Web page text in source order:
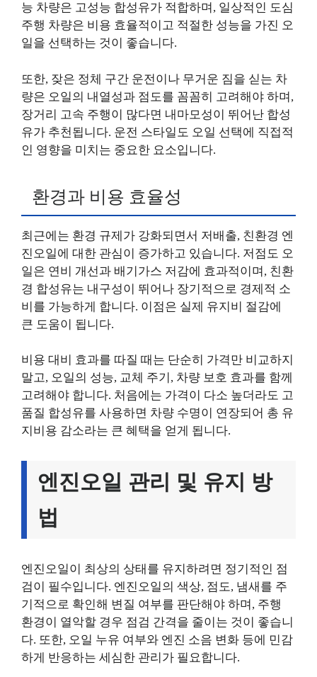
능 차량은 고성능 합성유가 적합하며, 일상적인 도심
주행 차량은 비용 효율적이고 적절한 성능을 가진 오
일을 선택하는 것이 좋습니다.
또한, 잦은 정체 구간 운전이나 무거운 짐을 싣는 차
량은 오일의 내열성과 점도를 꼼꼼히 고려해야 하며,
장거리 고속 주행이 많다면 내마모성이 뛰어난 합성
유가 추천됩니다. 운전 스타일도 오일 선택에 직접적
인 영향을 미치는 중요한 요소입니다.
환경과 비용 효율성
최근에는 환경 규제가 강화되면서 저배출, 친환경 엔
진오일에 대한 관심이 증가하고 있습니다. 저점도 오
일은 연비 개선과 배기가스 저감에 효과적이며, 친환
경 합성유는 내구성이 뛰어나 장기적으로 경제적 소
비를 가능하게 합니다. 이점은 실제 유지비 절감에
큰 도움이 됩니다.
비용 대비 효과를 따질 때는 단순히 가격만 비교하지
말고, 오일의 성능, 교체 주기, 차량 보호 효과를 함께
고려해야 합니다. 처음에는 가격이 다소 높더라도 고
품질 합성유를 사용하면 차량 수명이 연장되어 총 유
지비용 감소라는 큰 혜택을 얻게 됩니다.
엔진오일 관리 및 유지 방
법
엔진오일이 최상의 상태를 유지하려면 정기적인 점
검이 필수입니다. 엔진오일의 색상, 점도, 냄새를 주
기적으로 확인해 변질 여부를 판단해야 하며, 주행
환경이 열악할 경우 점검 간격을 줄이는 것이 좋습니
다. 또한, 오일 누유 여부와 엔진 소음 변화 등에 민감
하게 반응하는 세심한 관리가 필요합니다.